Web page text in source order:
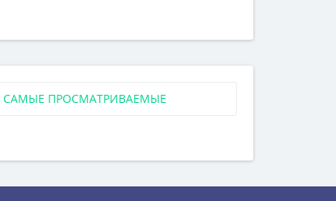
САМЫЕ ПРОСМАТРИВАЕМЫЕ